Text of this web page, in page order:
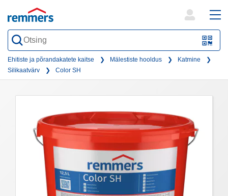
QR-
Code
form
Ehitiste ja põrandakatete kaitse Mälestiste hooldus
Katmine
Silikaatvärv
Color SH